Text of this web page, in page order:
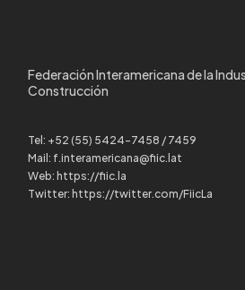
Federación Interamericana de la
Construcción
Tel: +52 (55) 5424-7458 / 7459
Mail: f.interamericana@fiic.lat
Web: https://fiic.la
Twitter: https://twitter.com/FiicLa